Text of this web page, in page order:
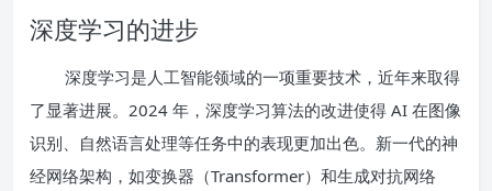
深度学习的进步
深度学习是人工智能领域的一项重要技术，近年来取得
了显著进展。2024 年，深度学习算法的改进使得 AI 在图像
识别、自然语言处理等任务中的表现更加出色。新一代的神
经网络架构，如变换器（Transformer）和生成对抗网络